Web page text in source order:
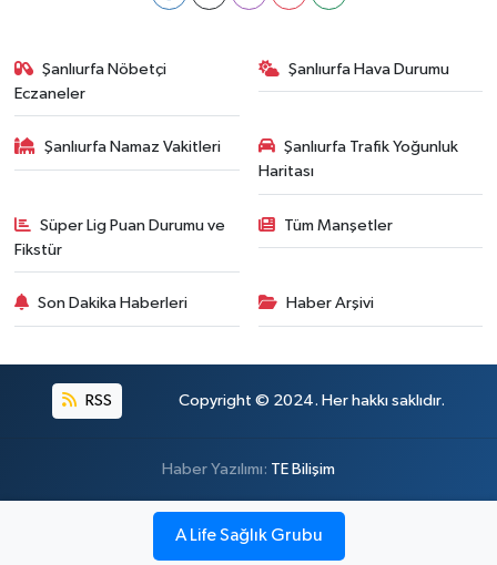
Şanlıurfa Nöbetçi
Eczaneler
Şanlıurfa Hava Durumu
Şanlıurfa Namaz Vakitleri
Şanlıurfa Trafik Yoğunluk
Haritası
Süper Lig Puan Durumu ve
Fikstür
Tüm Manşetler
Son Dakika Haberleri Haber Arşivi
RSS Copyright © 2024. Her hakkı saklıdır.
Haber Yazılımı: TE Bilişim
A Life Sağlık Grubu